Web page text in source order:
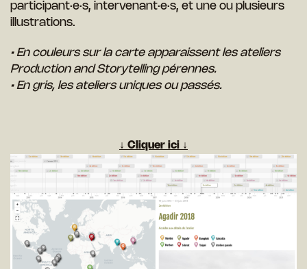
participant·e·s, intervenant·e·s, et une ou plusieurs
illustrations.
• En couleurs sur la carte apparaissent les ateliers
Production and Storytelling pérennes.
• En gris, les ateliers uniques ou passés.
↓ Cliquer ici ↓